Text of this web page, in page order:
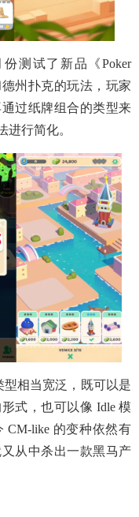
测试了新品《Poker
州扑克的玩法，玩家
过纸牌组合的类型来
进行简化。
相当宽泛，既可以是
式，也可以像 Idle 模
CM-like 的变种依然有
从中杀出一款黑马产